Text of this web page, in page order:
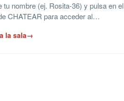
tu nombre (ej. Rosita-36) y pulsa en el
CHATEAR para acceder al…
la sala→